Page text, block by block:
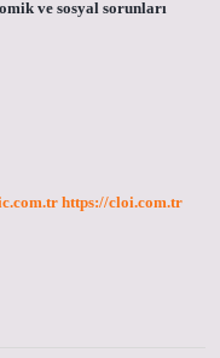
ve sosyal sorunları
https://cloi.com.tr